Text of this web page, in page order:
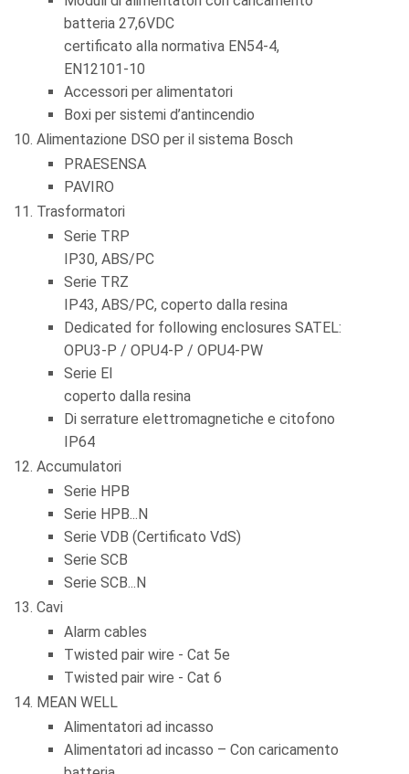
batteria 27,6VDC
certificato alla normativa EN54-4,
EN12101-10
Accessori per alimentatori
Boxi per sistemi d’antincendio
Alimentazione DSO per il sistema Bosch
PRAESENSA
PAVIRO
Trasformatori
Serie TRP
IP30, ABS/PC
Serie TRZ
IP43, ABS/PC, coperto dalla resina
Dedicated for following enclosures SATEL:
OPU3-P / OPU4-P / OPU4-PW
Serie EI
coperto dalla resina
Di serrature elettromagnetiche e citofono
IP64
Accumulatori
Serie HPB
Serie HPB...N
Serie VDB (Certificato VdS)
Serie SCB
Serie SCB...N
Cavi
Alarm cables
Twisted pair wire - Cat 5e
Twisted pair wire - Cat 6
MEAN WELL
Alimentatori ad incasso
Alimentatori ad incasso – Con caricamento